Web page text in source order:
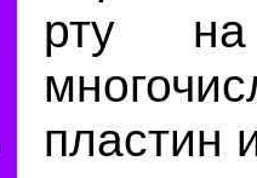
рту
пластин